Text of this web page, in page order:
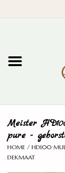
Parket
Ondervloeren
Meister
pure -
HOME / HD100
DEKMAAT